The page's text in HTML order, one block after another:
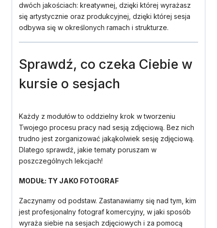
dwóch jakościach: kreatywnej, dzięki której wyrażasz
się artystycznie oraz produkcyjnej, dzięki której sesja
odbywa się w określonych ramach i strukturze.
Sprawdź, co czeka Ciebie w
kursie o sesjach
Każdy z modułów to oddzielny krok w tworzeniu
Twojego procesu pracy nad sesją zdjęciową. Bez nich
trudno jest zorganizować jakąkolwiek sesję zdjęciową.
Dlatego sprawdź, jakie tematy poruszam w
poszczególnych lekcjach!
MODUŁ: TY JAKO FOTOGRAF
Zaczynamy od podstaw. Zastanawiamy się nad tym, kim
jest profesjonalny fotograf komercyjny, w jaki sposób
wyraża siebie na sesjach zdjęciowych i za pomocą